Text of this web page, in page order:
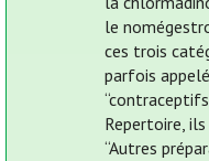
le
ces trois
parfois
Repertoire,
“Autres